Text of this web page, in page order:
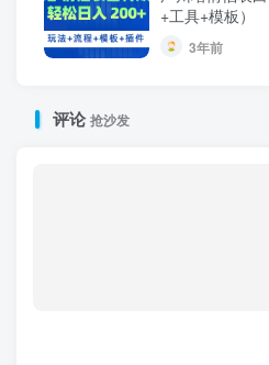
+工具+模板）
3年前
评论抢沙发